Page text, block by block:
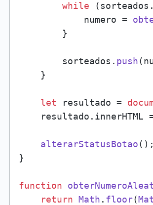
while (sorteados.
            numero =
        }
        sorteados.
push
    }
let resultado =
    resultado.
innerHTML
alterarStatusBotao();
}
function
return Math . floor(